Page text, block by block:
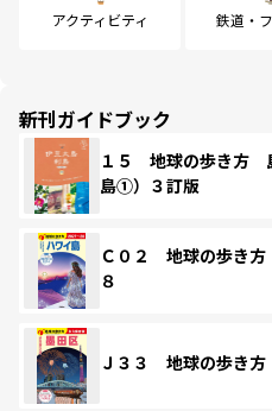
アクティビティ 鉄道・
新刊ガイドブック
１５ 地球の歩き方
島①）３訂版
Ｃ０２ 地球の歩き
８
Ｊ３３ 地球の歩き